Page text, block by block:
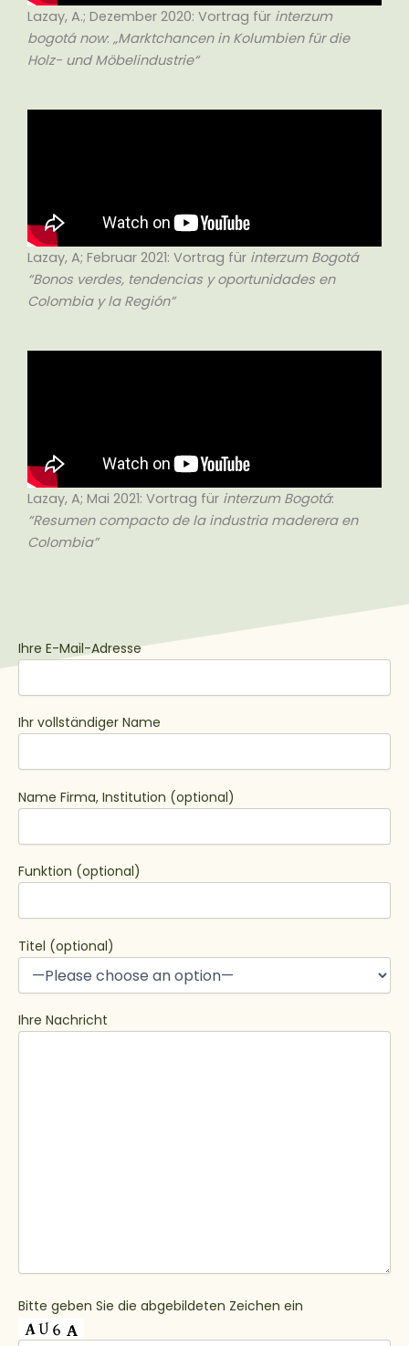
Lazay, A.; Dezember 2020: Vortrag für interzum
bogotá now: „Marktchancen in Kolumbien für die
Holz- und Möbelindustrie“
Lazay, A; Februar 2021: Vortrag für interzum Bogotá
“Bonos verdes, tendencias y oportunidades en
Colombia y la Región”
Lazay, A; Mai 2021: Vortrag für interzum Bogotá:
“Resumen compacto de la industria maderera en
Colombia”
Ihre E-Mail-Adresse
Ihr vollständiger Name
Name Firma, Institution (optional)
Funktion (optional)
Titel (optional)
Ihre Nachricht
Bitte geben Sie die abgebildeten Zeichen ein